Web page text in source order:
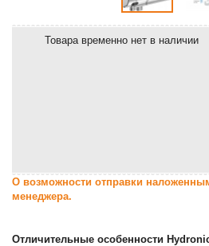
Товара временно нет в наличии
О возможности отправки
менеджера.
Отличительные особенности